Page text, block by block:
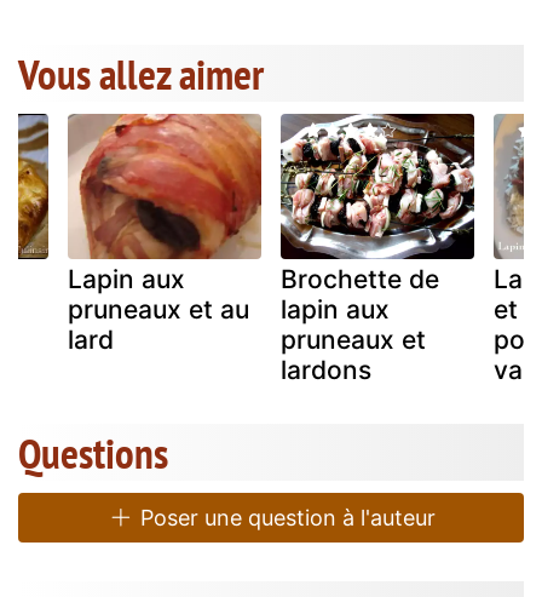
Vous allez aimer
Lapin aux
pruneaux et au
lard
Brochette de
lapin aux
pruneaux et
lardons
et
Questions
Poser une question à l'auteur